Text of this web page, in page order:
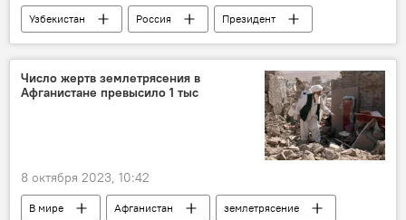
Узбекистан Россия
Президент
Шавкат Мирзиёев
Политика визит
Число жертв землетрясения в
Афганистане превысило 1 тыс
8 октября 2023, 10:42
В мире Афганистан
землетрясение